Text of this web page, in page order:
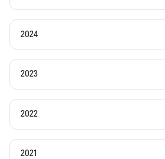
2024
2023
2022
2021